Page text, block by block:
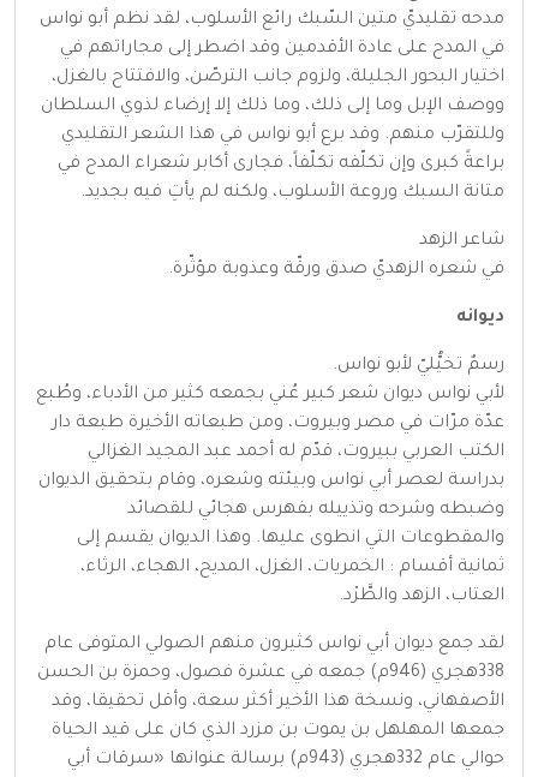
مدحه تقليديّ متين السّبك رائع الأسلوب، لقد نظم أبو نواس
في المدح على عادة الأقدمين وقد اضطر إلى مجاراتهم في
اختيار البحور الجليلة، ولزوم جانب الترصّن، والافتتاح بالغزل،
ووصف الإبل وما إلى ذلك، وما ذلك إلا إرضاء لذوي السلطان
وللتقرّب منهم. وقد برع أبو نواس في هذا الشعر التقليدي
براعةً كبرى وإن تكلّفه تكلّفاً، فجارى أكابر شعراء المدح في
متانة السبك وروعة الأسلوب، ولكنه لم يأتِ فيه بجديد.
شاعر الزهد
في شعره الزهديّ صدق ورقّة وعذوبة مؤثّرة.
ديوانه
رسمٌ تخيُّليّ لأبو نواس.
لأبي نواس ديوان شعر كبير عُني بجمعه كثير من الأدباء، وطُبع
عدّة مرّات في مصر وبيروت، ومن طبعاته الأخيرة طبعة دار
الكتب العربي ببيروت، قدّم له أحمد عبد المجيد الغزالي
بدراسة لعصر أبي نواس وبيئته وشعره، وقام بتحقيق الديوان
وضبطه وشرحه وتذييله بفهرس هجائي للقصائد
والمقطوعات التي انطوى عليها. وهذا الديوان يقسم إلى
ثمانية أقسام : الخمريات، الغزل، المديح، الهجاء، الرثاء،
العتاب، الزهد والطَّرْد.
لقد جمع ديوان أبي نواس كثيرون منهم الصولي المتوفى عام
338هجري (946م) جمعه في عشرة فصول، وحمزة بن الحسن
الأصفهاني، ونسخة هذا الأخير أكثر سعة، وأقل تحقيقا، وقد
جمعها المهلهل بن يموت بن مزرد الذي كان على قيد الحياة
حوالي عام 332هجري (943م) برسالة عنوانها «سرقات أبي